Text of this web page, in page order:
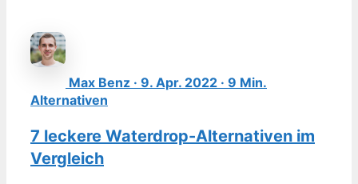
Max Benz · 9. Apr. 2022 · 9 Min.
Alternativen
7 leckere Waterdrop-Alternativen im
Vergleich